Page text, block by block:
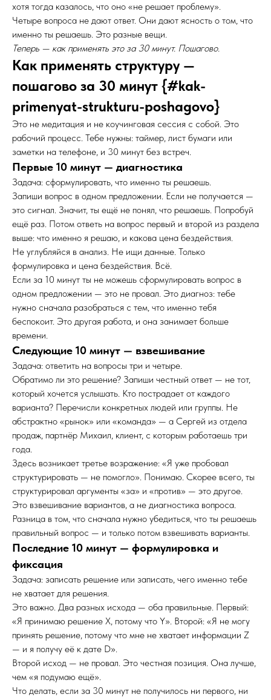
хотя тогда казалось, что оно «не решает проблему».
Четыре вопроса не дают ответ. Они дают ясность о том, что
именно ты решаешь. Это разные вещи.
Теперь — как применять это за 30 минут. Пошагово.
Как применять структуру —
пошагово за 30 минут {#kak-
primenyat-strukturu-poshagovо}
Это не медитация и не коучинговая сессия с собой. Это
рабочий процесс. Тебе нужны: таймер, лист бумаги или
заметки на телефоне, и 30 минут без встреч.
Первые 10 минут — диагностика
Задача: сформулировать, что именно ты решаешь.
Запиши вопрос в одном предложении. Если не получается —
это сигнал. Значит, ты ещё не понял, что решаешь. Попробуй
ещё раз. Потом ответь на вопрос первый и второй из раздела
выше: что именно я решаю, и какова цена бездействия.
Не углубляйся в анализ. Не ищи данные. Только
формулировка и цена бездействия. Всё.
Если за 10 минут ты не можешь сформулировать вопрос в
одном предложении — это не провал. Это диагноз: тебе
нужно сначала разобраться с тем, что именно тебя
беспокоит. Это другая работа, и она занимает больше
времени.
Следующие 10 минут — взвешивание
Задача: ответить на вопросы три и четыре.
Обратимо ли это решение? Запиши честный ответ — не тот,
который хочется услышать. Кто пострадает от каждого
варианта? Перечисли конкретных людей или группы. Не
абстрактно «рынок» или «команда» — а Сергей из отдела
продаж, партнёр Михаил, клиент, с которым работаешь три
года.
Здесь возникает третье возражение: «Я уже пробовал
структурировать — не помогло». Понимаю. Скорее всего, ты
структурировал аргументы «за» и «против» — это другое.
Это взвешивание вариантов, а не диагностика вопроса.
Разница в том, что сначала нужно убедиться, что ты решаешь
правильный вопрос — и только потом взвешивать варианты.
Последние 10 минут — формулировка и
фиксация
Задача: записать решение или записать, чего именно тебе
не хватает для решения.
Это важно. Два разных исхода — оба правильные. Первый:
«Я принимаю решение X, потому что Y». Второй: «Я не могу
принять решение, потому что мне не хватает информации Z
— и я получу её к дате D».
Второй исход — не провал. Это честная позиция. Она лучше,
чем «я подумаю ещё».
Что делать, если за 30 минут не получилось ни первого, ни